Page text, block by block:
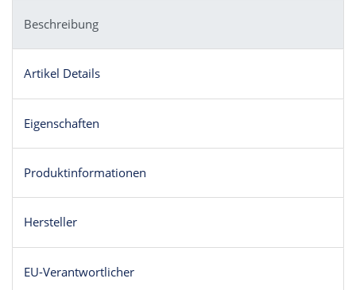
Beschreibung
Artikel Details
Eigenschaften
Produktinformationen
Hersteller
EU-Verantwortlicher